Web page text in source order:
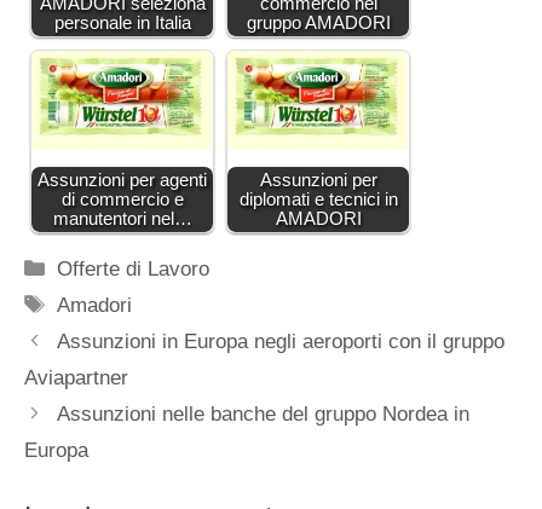
personale in Italia
gruppo AMADORI
Assunzioni per agenti
di commercio e
manutentori nel…
Assunzioni per
diplomati e tecnici in
AMADORI
Categorie
Offerte di Lavoro
Tag
Amadori
Assunzioni in Europa negli aeroporti con il gruppo
Aviapartner
Assunzioni nelle banche del gruppo Nordea in
Europa